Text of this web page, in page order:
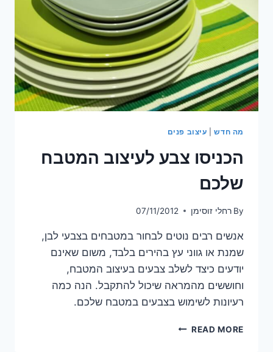
מה חדש| עיצוב פנים
הכניסו צבע לעיצוב המטבח
שלכם
By רחלי זוסימן 07/11/2012
אנשים רבים נוטים לבחור במטבחים בצבעי לבן,
שמנת או גווני עץ בהירים בלבד, משום שאינם
יודעים כיצד לשלב צבעים בעיצוב המטבח,
וחוששים מהמראה שיכול להתקבל. הנה כמה
רעיונות לשימוש בצבעים במטבח שלכם.
READ MOREהכניסו